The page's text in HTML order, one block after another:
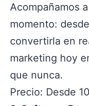
Acompañamos
momento:
convertirla en
marketing hoy
que nunca.
Precio: Desde